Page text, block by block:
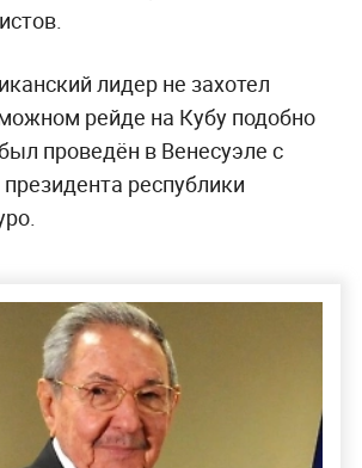
лидер не захотел
рейде на Кубу подобно
проведён в Венесуэле с
республики